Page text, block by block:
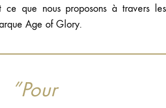
ce que nous proposons à travers les
Age of Glory.
”Pour